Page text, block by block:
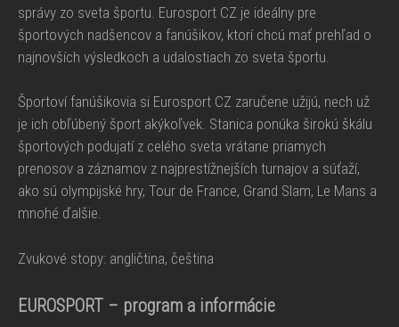
správy zo sveta športu. Eurosport CZ je ideálny pre
športových nadšencov a fanúšikov, ktorí chcú mať prehľad o
najnovších výsledkoch a udalostiach zo sveta športu.
Športoví fanúšikovia si Eurosport CZ zaručene užijú, nech už
je ich obľúbený šport akýkoľvek. Stanica ponúka širokú škálu
športových podujatí z celého sveta vrátane priamych
prenosov a záznamov z najprestížnejších turnajov a súťaží,
ako sú olympijské hry, Tour de France, Grand Slam, Le Mans a
mnohé ďalšie.
Zvukové stopy: angličtina, čeština
EUROSPORT – program a informácie